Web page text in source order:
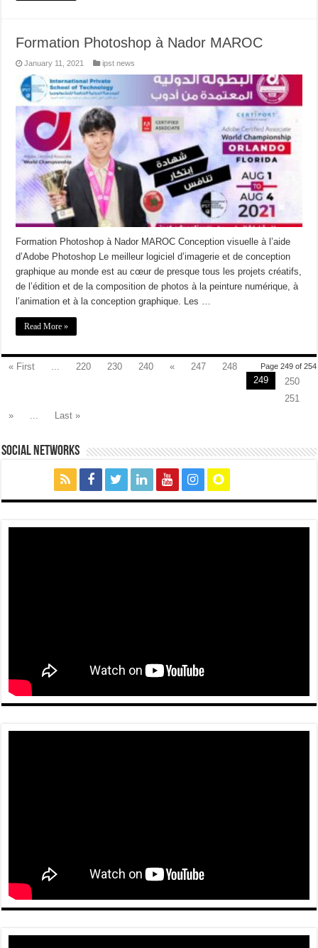
Formation Photoshop à Nador MAROC
January 11, 2021 ipst news
Formation Photoshop à Nador MAROC Conception visuelle à l’aide
d’Adobe Photoshop Le meilleur logiciel d’imagerie et de conception
graphique au monde est au cœur de presque tous les projets créatifs,
de l’édition et de la composition de photos à la peinture numérique, à
l’animation et à la conception graphique. Les …
Read More »
Page 249 of 254
« First 220 230 240 « 247
248
249
250
251
»
Last »
social networks